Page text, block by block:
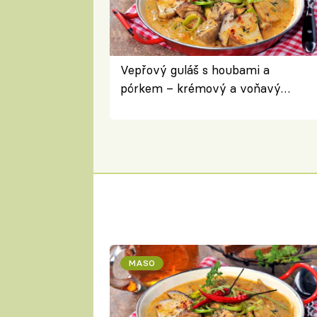
Vepřový guláš s houbami a
pórkem – krémový a voňavý
MASO